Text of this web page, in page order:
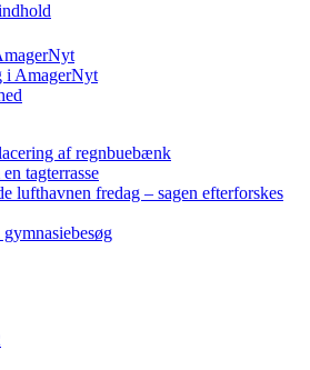
i AmagerNyt
af regnbuebænk
tagterrasse
lufthavnen fredag – sagen efterforskes